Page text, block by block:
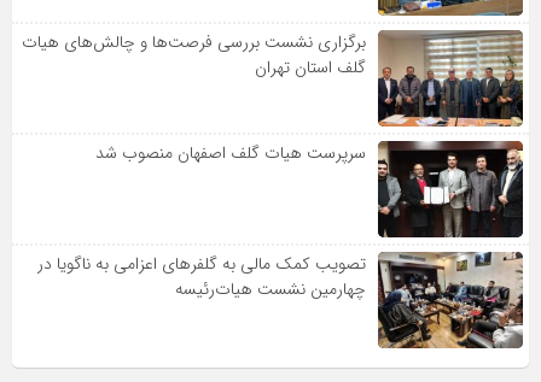
برگزاری نشست بررسی فرصت‌ها و چالش‌های هیات
گلف استان تهران
سرپرست هیات گلف اصفهان منصوب شد
تصویب کمک مالی به گلفرهای اعزامی به ناگویا در
چهارمین نشست هیات‌رئیسه